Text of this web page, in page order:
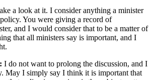
a look at it. I consider anything a minister
You were giving a record of
and I would consider that to be a matter of
that all ministers say is important, and I
I do not want to prolong the discussion, and I
May I simply say I think it is important that